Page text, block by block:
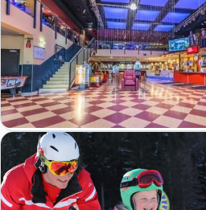
Zur Detailseite von Skischule